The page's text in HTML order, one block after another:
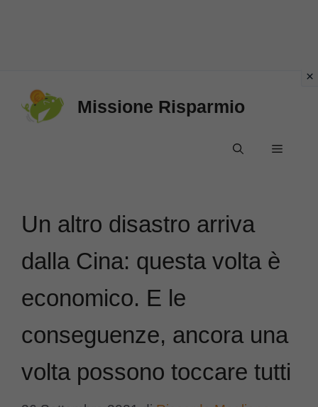
Missione Risparmio
Menu
Un altro disastro arriva
dalla Cina: questa volta è
economico. E le
conseguenze, ancora una
volta possono toccare tutti